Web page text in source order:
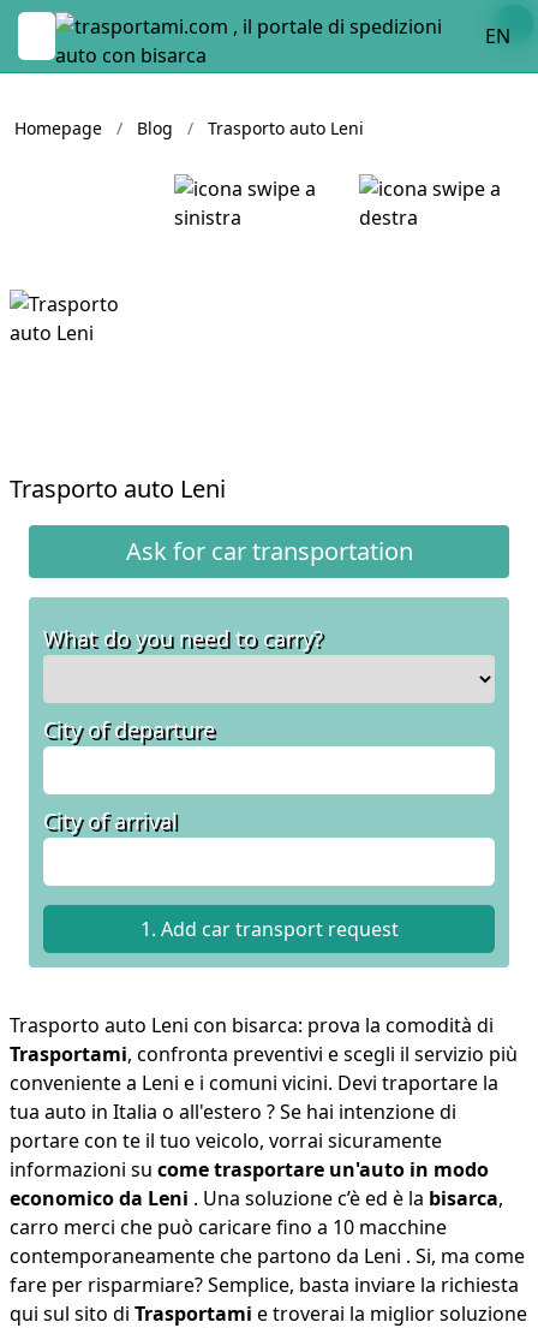
EN
Homepage / Blog / Trasporto auto Leni
Trasporto auto Leni
Ask for car transportation
What do you need to carry?
City of departure
City of arrival
Trasporto auto Leni con bisarca: prova la comodità di
Trasportami, confronta preventivi e scegli il servizio più
conveniente a Leni e i comuni vicini. Devi traportare la
tua auto in Italia o all'estero ? Se hai intenzione di
portare con te il tuo veicolo, vorrai sicuramente
informazioni su come trasportare un'auto in modo
economico da Leni . Una soluzione c’è ed è la bisarca,
carro merci che può caricare fino a 10 macchine
contemporaneamente che partono da Leni . Si, ma come
fare per risparmiare? Semplice, basta inviare la richiesta
qui sul sito di Trasportami e troverai la miglior soluzione